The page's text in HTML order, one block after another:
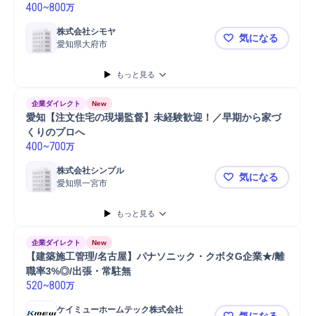
400~800万
株式会社シモヤ
愛知県大府市
愛知【施工
気になる
もっと見る
企業ダイレクト New
愛知【注文住宅の現場監督】未経験歓迎！／早期から家づ
くりのプロへ
400~700万
株式会社シンプル
愛知県一宮市
愛知【注文
気になる
もっと見る
企業ダイレクト New
【建築施工管理/名古屋】パナソニック・クボタG企業★/離
職率3%◎/出張・常駐無
520~800万
ケイミューホームテック株式会社